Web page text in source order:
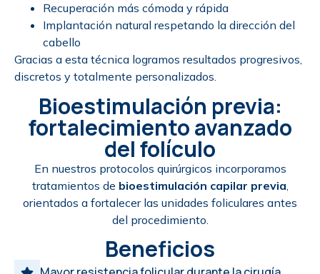
Recuperación más cómoda y rápida
Implantación natural respetando la dirección del
cabello
Gracias a esta técnica logramos resultados progresivos,
discretos y totalmente personalizados.
Bioestimulación previa:
fortalecimiento avanzado
del folículo
En nuestros protocolos quirúrgicos incorporamos
tratamientos de bioestimulación capilar previa
orientados a fortalecer las unidades foliculares antes
del procedimiento.
Beneficios